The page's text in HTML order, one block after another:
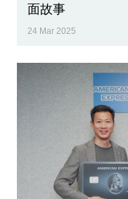
面故事
24 Mar 2025